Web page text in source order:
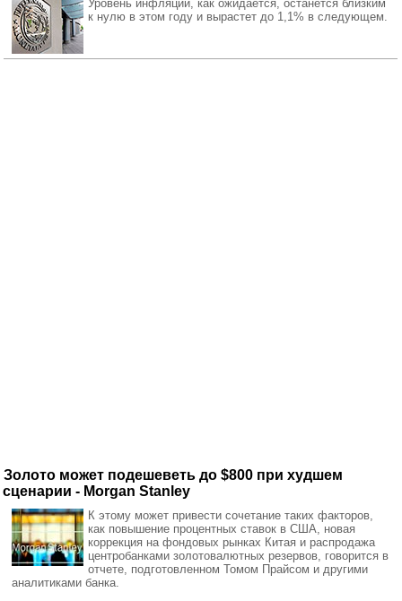
Уровень инфляции, как ожидается, останется близким
к нулю в этом году и вырастет до 1,1% в следующем.
Золото может подешеветь до $800 при худшем
сценарии - Morgan Stanley
К этому может привести сочетание таких факторов,
как повышение процентных ставок в США, новая
коррекция на фондовых рынках Китая и распродажа
центробанками золотовалютных резервов, говорится в
отчете, подготовленном Томом Прайсом и другими
аналитиками банка.